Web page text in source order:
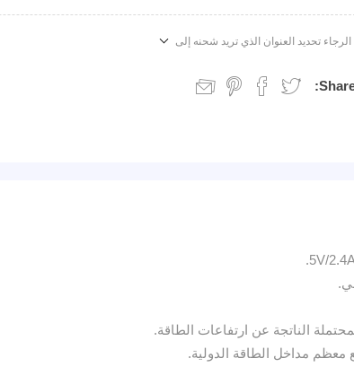
الرجاء تحديد العنوان الذي تريد شحنه إلى
الناتجة عن ارتفاعات الطاقة.